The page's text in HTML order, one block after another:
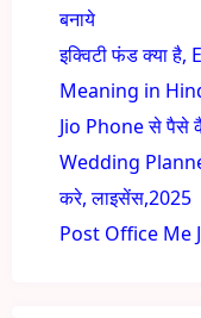
बनाये
इक्विटी फंड क्या
Meaning in
Jio Phone से पैसे
Wedding
करे, लाइसेंस,2025
Post Office Me